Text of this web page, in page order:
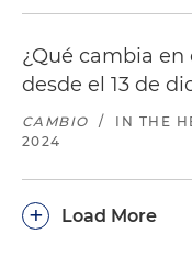
¿Qué cambia en
desde el 13 de
CAMBIO / IN THE
2024
Load More
+